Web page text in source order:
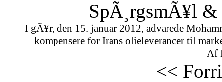
SpÃ¸rgsmÃ¥l
I gÃ¥r, den 15. januar 2012, advarede
kompensere for Irans olieleverancer til
Af
<<